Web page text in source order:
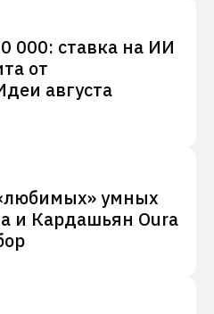
000: ставка на ИИ
от
августа
умных
и Кардашьян Oura